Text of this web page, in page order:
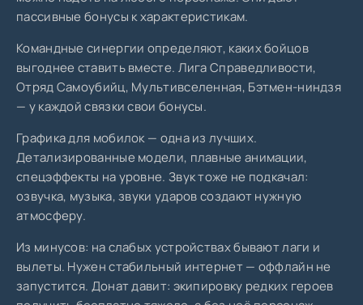
пассивные бонусы к характеристикам.
Командные синергии определяют, каких бойцов
выгоднее ставить вместе. Лига Справедливости,
Отряд Самоубийц, Мультивселенная, Бэтмен-ниндзя
— у каждой связки свои бонусы.
Графика для мобилок — одна из лучших.
Детализированные модели, плавные анимации,
спецэффекты на уровне. Звук тоже не подкачал:
озвучка, музыка, звуки ударов создают нужную
атмосферу.
Из минусов: на слабых устройствах бывают лаги и
вылеты. Нужен стабильный интернет — оффлайн не
запустится. Донат давит: экипировку редких героев